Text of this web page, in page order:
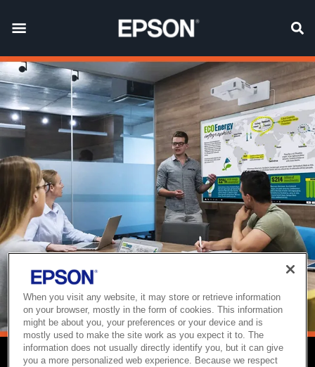
When you visit any website, it may store or retrieve information
on your browser, mostly in the form of cookies. This information
might be about you, your preferences or your device and is
mostly used to make the site work as you expect it to. The
information does not usually directly identify you, but it can give
you a more personalized web experience. Because we respect